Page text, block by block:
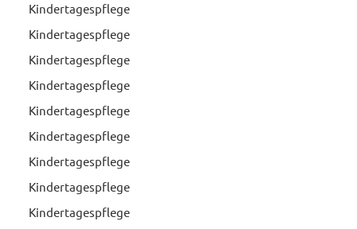
Kindertagespflege
Kindertagespflege
Kindertagespflege
Kindertagespflege
Kindertagespflege
Kindertagespflege
Kindertagespflege
Kindertagespflege
Kindertagespflege